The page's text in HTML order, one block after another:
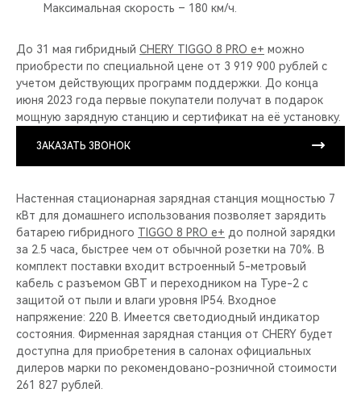
Максимальная скорость – 180 км/ч.
До 31 мая гибридный CHERY TIGGO 8 PRO е+ можно
приобрести по специальной цене от 3 919 900 рублей с
учетом действующих программ поддержки. До конца
июня 2023 года первые покупатели получат в подарок
мощную зарядную станцию и сертификат на её установку.
ЗАКАЗАТЬ ЗВОНОК
Настенная стационарная зарядная станция мощностью 7
кВт для домашнего использования позволяет зарядить
батарею гибридного TIGGO 8 PRO e+ до полной зарядки
за 2.5 часа, быстрее чем от обычной розетки на 70%. В
комплект поставки входит встроенный 5-метровый
кабель с разъемом GBT и переходником на Type-2 c
защитой от пыли и влаги уровня IP54. Входное
напряжение: 220 В. Имеется светодиодный индикатор
состояния. Фирменная зарядная станция от CHERY будет
доступна для приобретения в салонах официальных
дилеров марки по рекомендовано-розничной стоимости
261 827 рублей.